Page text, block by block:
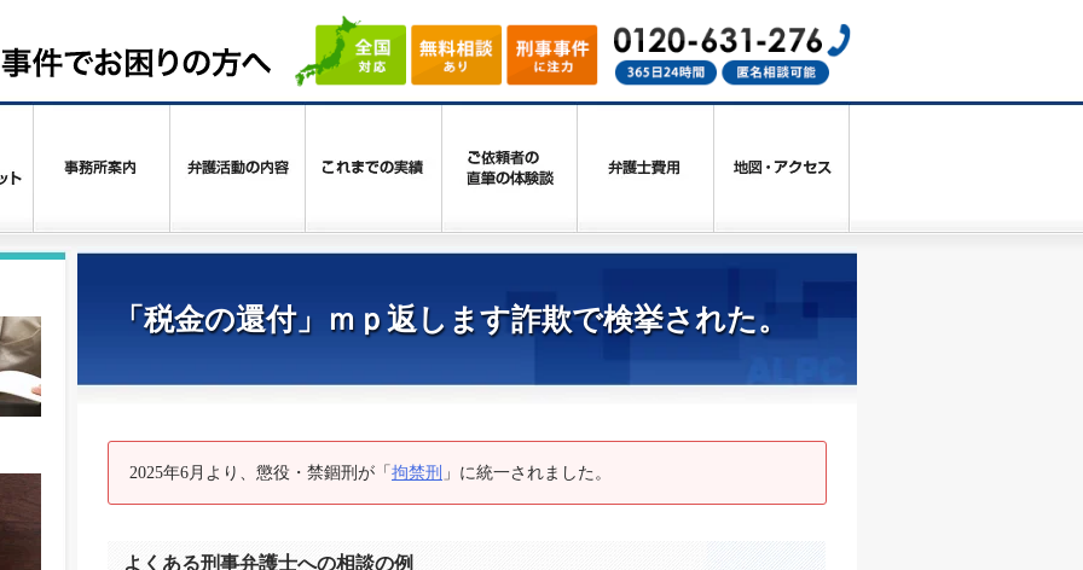
「税金の還付」ｍｐ返します詐欺で検挙された。
2025年6月より、懲役・禁錮刑が「拘禁刑 」に統一されました。
よくある刑事弁護士への相談の例